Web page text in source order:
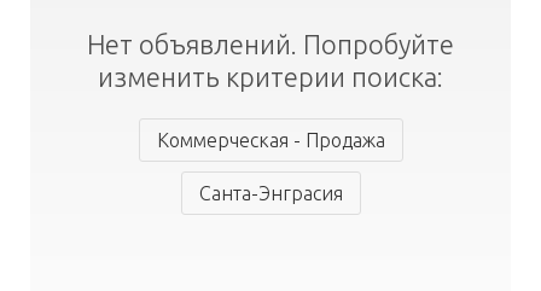
Нет объявлений. Попробуйте
изменить критерии поиска:
Коммерческая - Продажа
Санта-Энграсия